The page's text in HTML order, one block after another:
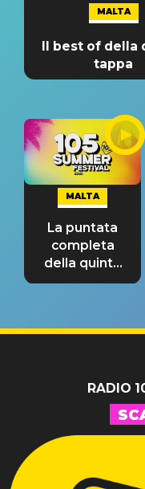
MALTA
Il best of della
tappa
MALTA
La puntata
completa
della quinta
tappa
RADIO